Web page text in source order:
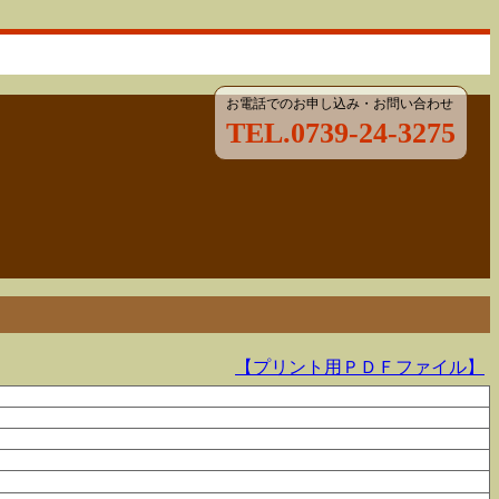
お電話でのお申し込み・お問い合わせ
TEL.0739-24-3275
【プリント用ＰＤＦファイル】